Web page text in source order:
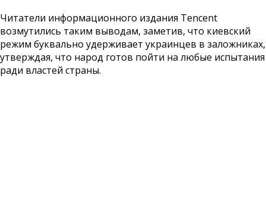
Читатели информационного издания Tencent
возмутились таким выводам, заметив, что киевский
режим буквально удерживает украинцев в заложниках,
утверждая, что народ готов пойти на любые испытания
ради властей страны.